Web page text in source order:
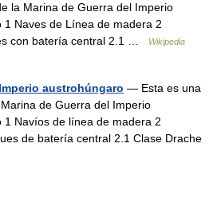
la Marina de Guerra del Imperio
Naves de Línea de madera 2
con batería central 2.1 …
Wikipedia
austrohúngaro — Esta es una
de Guerra del Imperio
1 Navíos de línea de madera 2
de batería central 2.1 Clase Drache